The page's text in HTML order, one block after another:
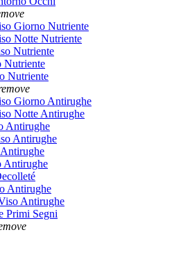
Giorno Nutriente
Notte Nutriente
Nutriente
Nutriente
Nutriente
Giorno Antirughe
Notte Antirughe
Antirughe
Antirughe
Antirughe
Antirughe
Antirughe
Primi Segni